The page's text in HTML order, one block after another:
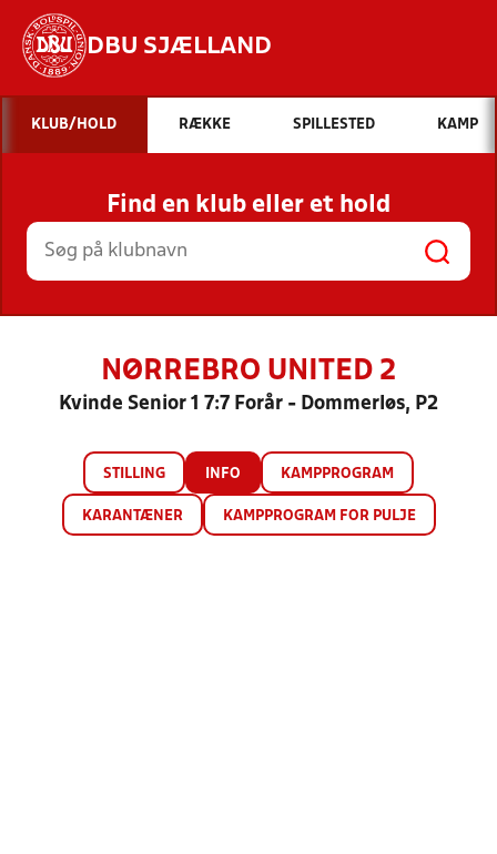
DBU SJÆLLAND
Hvad vil du søge efter?
INDHOLD OG NYHEDER
STILLINGER, RESULTATER, KLUBBER OG
HOLD
KLUB/HOLD RÆKKE SPILLESTED KAMP
Find en klub eller et hold
NØRREBRO UNITED 2
Kvinde Senior 1 7:7 Forår - Dommerløs, P2
STILLING INFO KAMPPROGRAM
KARANTÆNER KAMPPROGRAM FOR PULJE